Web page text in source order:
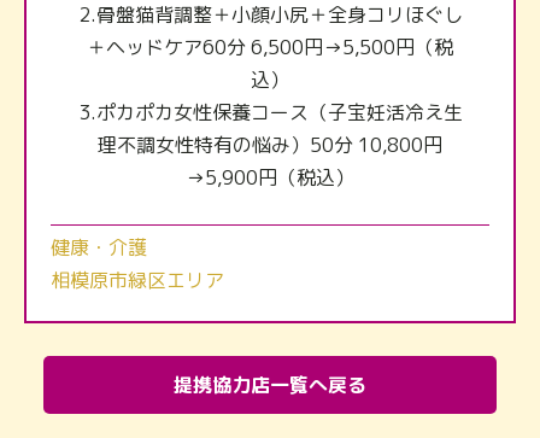
2.骨盤猫背調整＋小顔小尻＋全身コリほぐし
＋ヘッドケア60分 6,500円→5,500円（税
込）
3.ポカポカ女性保養コース（子宝妊活冷え生
理不調女性特有の悩み）50分 10,800円
→5,900円（税込）
健康・介護
相模原市緑区エリア
提携協力店一覧へ戻る